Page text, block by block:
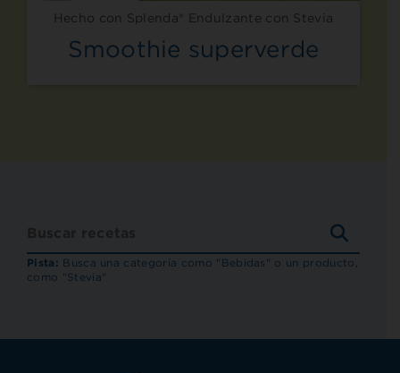
Hecho con Splenda® Endulzante con Stevia
Smoothie superverde
Pista: Busca una categoría como "Bebidas" o un producto,
como "Stevia"